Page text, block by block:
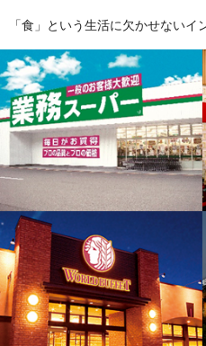
「食」という生活に欠かせないイ